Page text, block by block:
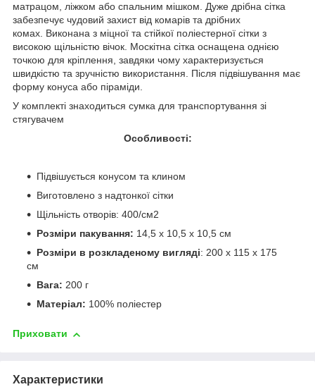
матрацом, ліжком або спальним мішком. Дуже дрібна сітка
забезпечує чудовий захист від комарів та дрібних
комах. Виконана з міцної та стійкої поліестерної сітки з
високою щільністю вічок. Москітна сітка оснащена однією
точкою для кріплення, завдяки чому характеризується
швидкістю та зручністю використання. Після підвішування має
форму конуса або піраміди.
У комплекті знаходиться сумка для транспортування зі
стягувачем
Особливості:
Підвішується конусом та клином
Виготовлено з надтонкої сітки
Щільність отворів: 400/см2
Розміри пакування: 14,5 х 10,5 х 10,5 см
Розміри в розкладеному вигляді: 200 x 115 x 175
см
Вага: 200 г
Матеріал: 100% поліестер
Приховати
Характеристики